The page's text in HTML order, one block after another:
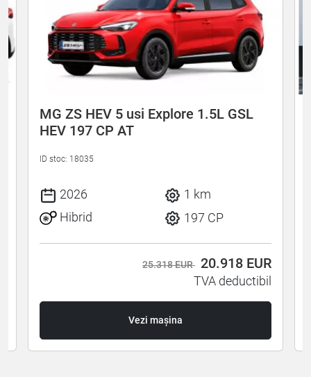
MG ZS HEV 5 usi Explore 1.5L GSL
HEV 197 CP AT
ID stoc: 18035
2026
1 km
Hibrid
197 CP
25.318 EUR 20.918 EUR
TVA deductibil
Vezi mașina